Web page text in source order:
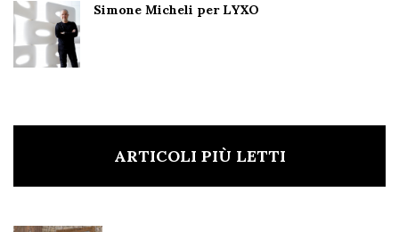
Simone Micheli per LYXO
ARTICOLI PIÙ LETTI